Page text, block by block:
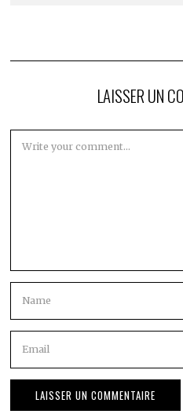
LAISSER UN